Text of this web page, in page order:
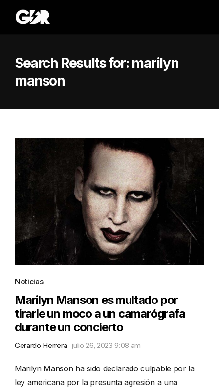
Search Results for: marilyn
manson
Noticias
Marilyn Manson es multado por
tirarle un moco a un camarógrafa
durante un concierto
Gerardo Herrera julio 26, 2023 9:08 am
Marilyn Manson ha sido declarado culpable por la
ley americana por la presunta agresión a una